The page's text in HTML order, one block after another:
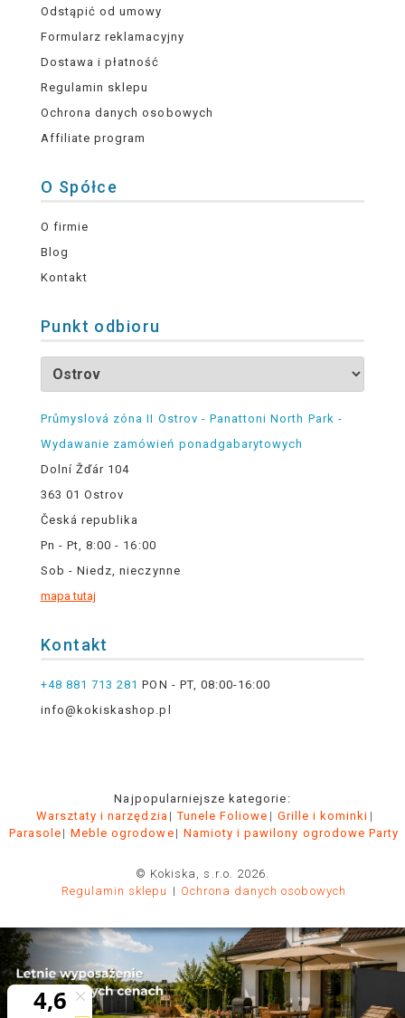
Odstąpić od umowy
Formularz reklamacyjny
Dostawa i płatność
Regulamin sklepu
Ochrona danych osobowych
Affiliate program
O Spółce
O firmie
Blog
Kontakt
Punkt odbioru
Průmyslová zóna II Ostrov - Panattoni North Park -
Wydawanie zamówień ponadgabarytowych
Dolní Žďár 104
363 01 Ostrov
Česká republika
Pn - Pt, 8:00 - 16:00
Sob - Niedz, nieczynne
mapa tutaj
Kontakt
+48 881 713 281 PON - PT, 08:00-16:00
info@kokiskashop.pl
Najpopularniejsze kategorie:
Warsztaty i narzędzia
Tunele Foliowe
Grille i kominki
Parasole
Meble ogrodowe Namioty i pawilony ogrodowe Party
© Kokiska, s.r.o. 2026.
Regulamin sklepu
Ochrona danych osobowych